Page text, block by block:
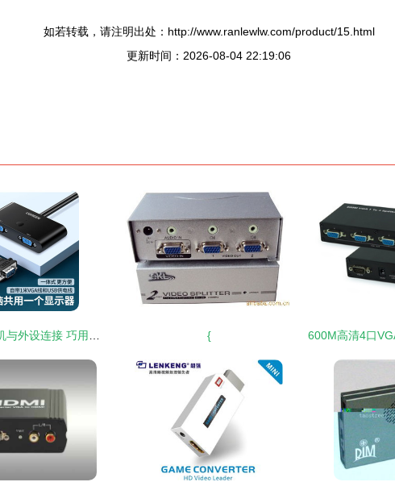
如若转载，请注明出处：http://www.ranlewlw.com/product/15.html
更新时间：2026-08-04 22:19:06
{